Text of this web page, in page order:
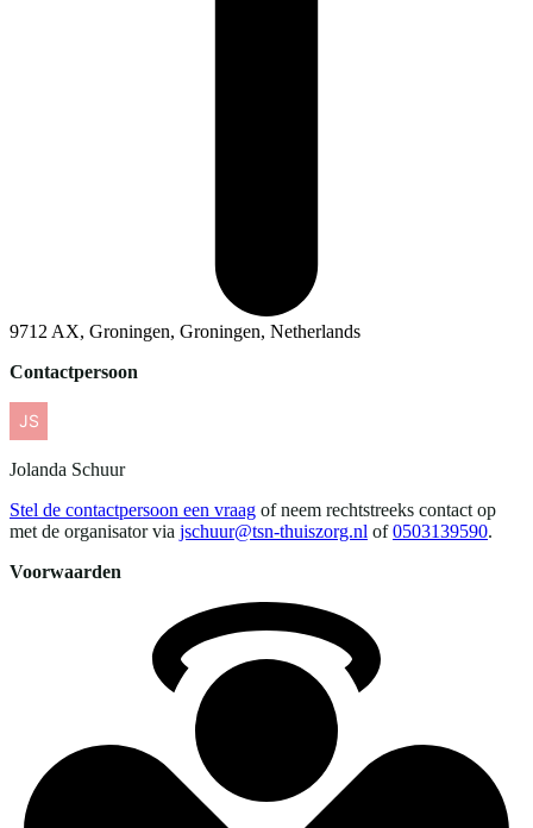
9712 AX, Groningen, Groningen, Netherlands
Contactpersoon
Jolanda Schuur
Stel de contactpersoon een vraag of neem rechtstreeks contact op
met de organisator via jschuur@tsn-thuiszorg.nl of 0503139590.
Voorwaarden